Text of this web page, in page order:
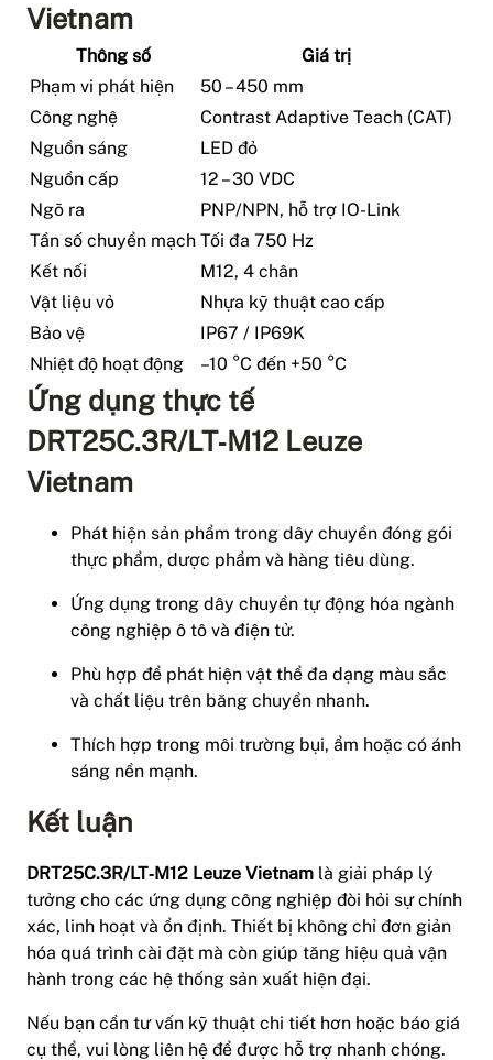
Vietnam
Thông số
Giá trị
Phạm vi phát hiện
50 – 450 mm
Công nghệ
Contrast Adaptive Teach (CAT)
Nguồn sáng
LED đỏ
Nguồn cấp
12 – 30 VDC
Ngõ ra
PNP/NPN, hỗ trợ IO-Link
Tần số chuyển mạch Tối đa 750 Hz
Kết nối
M12, 4 chân
Vật liệu vỏ
Nhựa kỹ thuật cao cấp
Bảo vệ
IP67 / IP69K
Nhiệt độ hoạt động
–10 °C đến +50 °C
Ứng dụng thực tế
DRT25C.3R/LT‑M12 Leuze
Vietnam
Phát hiện sản phẩm trong dây chuyền đóng gói
thực phẩm, dược phẩm và hàng tiêu dùng.
Ứng dụng trong dây chuyền tự động hóa ngành
công nghiệp ô tô và điện tử.
Phù hợp để phát hiện vật thể đa dạng màu sắc
và chất liệu trên băng chuyền nhanh.
Thích hợp trong môi trường bụi, ẩm hoặc có ánh
sáng nền mạnh.
Kết luận
DRT25C.3R/LT‑M12 Leuze Vietnam là giải pháp lý
tưởng cho các ứng dụng công nghiệp đòi hỏi sự chính
xác, linh hoạt và ổn định. Thiết bị không chỉ đơn giản
hóa quá trình cài đặt mà còn giúp tăng hiệu quả vận
hành trong các hệ thống sản xuất hiện đại.
Nếu bạn cần tư vấn kỹ thuật chi tiết hơn hoặc báo giá
cụ thể, vui lòng liên hệ để được hỗ trợ nhanh chóng.